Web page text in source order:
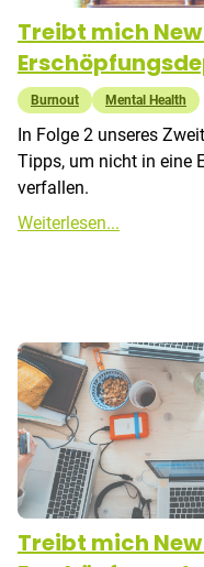
Treibt mich
Burnout Mental Health
In Folge 2 unseres
Tipps, um nicht in eine
verfallen.
Weiterlesen...
Treibt mich